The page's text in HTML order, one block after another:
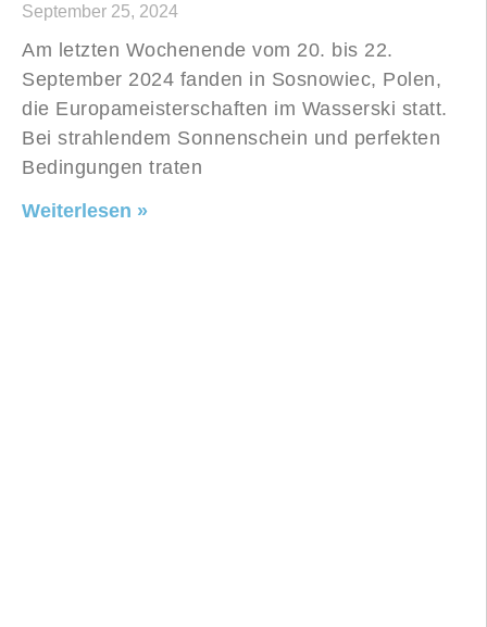
September 25, 2024
Am letzten Wochenende vom 20. bis 22.
September 2024 fanden in Sosnowiec, Polen,
die Europameisterschaften im Wasserski statt.
Bei strahlendem Sonnenschein und perfekten
Bedingungen traten
Weiterlesen »